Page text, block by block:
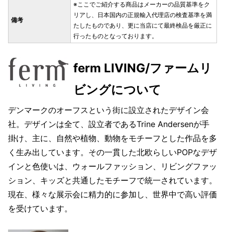
備考
※ここでご紹介する商品はメーカーの品質基準をク
リアし、日本国内の正規輸入代理店の検査基準を満
たしたものであり、更に当店にて最終検品を厳正に
行ったものとなっております。
ferm LIVING/ファームリ
ビングについて
デンマークのオーフスという街に設立されたデザイン会
社。デザインは全て、設立者であるTrine Andersenが手
掛け、主に、自然や植物、動物をモチーフとした作品を多
く生み出しています。その一貫した北欧らしいPOPなデザ
インと色使いは、ウォールファッション、リビングファッ
ション、キッズと共通したモチーフで統一されています。
現在、様々な展示会に精力的に参加し、世界中で高い評価
を受けています。